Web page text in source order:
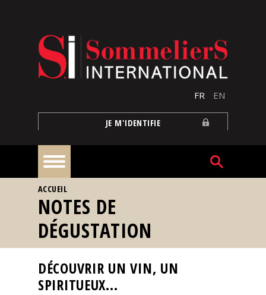
FR EN
JE M'IDENTIFIE
À
la
une
Reportages
Nos
VOUS ÊTES ICI
ACCUEIL
NOTES DE
DÉGUSTATION
DÉCOUVRIR UN VIN, UN
SPIRITUEUX...